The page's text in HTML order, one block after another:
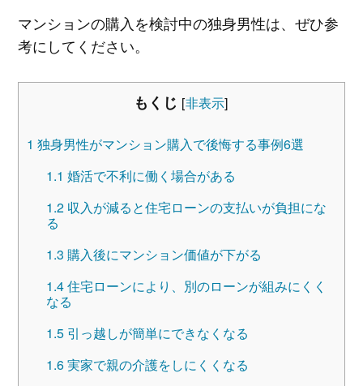
マンションの購入を検討中の独身男性は、ぜひ参
考にしてください。
もくじ [非表示]
1 独身男性がマンション購入で後悔する事例6選
1.1 婚活で不利に働く場合がある
1.2収入が減ると住宅ローンの支払いが負担にな
る
1.3 購入後にマンション価値が下がる
1.4住宅ローンにより、別のローンが組みにくく
なる
1.5引っ越しが簡単にできなくなる
1.6実家で親の介護をしにくくなる